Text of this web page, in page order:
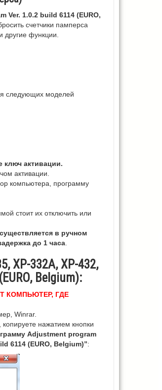
Ver. 1.0.2 build 6114 (EURO,
счетчики памперса
другие функции.
следующих моделей
ключ активации.
активации.
компьютера, программу
стоит их отключить или
в ручном
до 1 часа.
XP-332A, XP-432,
Belgium):
КОМПЬЮТЕР, ГДЕ
Winrar.
копируете нажатием кнопки
Adjustment program
6114 (EURO, Belgium)”: